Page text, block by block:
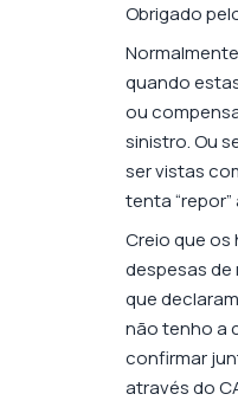
Obrigado
quando
ou
sinistro. Ou
ser vistas
tenta “repor”
Creio que os
despesas
que
não tenho a
confirmar
através do